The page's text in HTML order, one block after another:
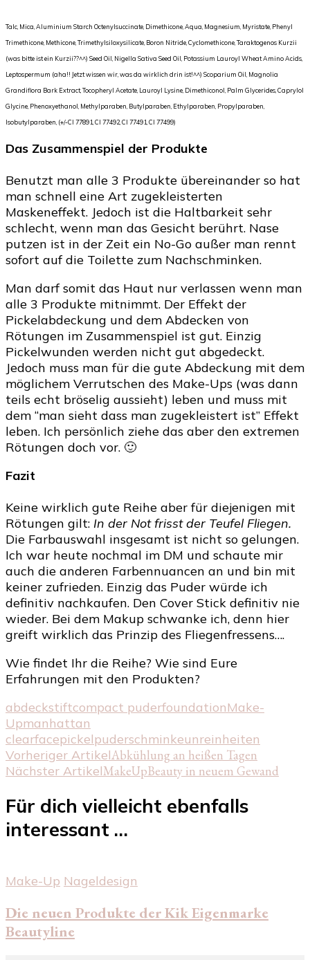
Talc, Mica, Aluminium Starch Octenylsuccinate, Dimethicone, Aqua, Magnesium, Myristate, Phenyl
Trimethicone, Methicone, Trimethylsiloxysilicate, Boron Nitride, Cyclomethicone, Taraktogenos Kurzii
(was bitte ist ein Kurzii??^^) Seed Oil, Nigella Sativa Seed Oil, Potassium Lauroyl Wheat Amino Acids,
Leptospermum (aha!! Jetzt wissen wir, was da wirklich drin ist!^^) Scoparium Oil, Magnolia
Grandiflora Bark Extract, Tocopheryl Acetate, Lauroyl Lysine, Dimethiconol, Palm Glycerides, Caprylol
Glycine, Phenoxyethanol, Methylparaben, Butylparaben, Ethylparaben, Propylparaben,
Isobutylparaben, (+/-Cl 77891, Cl 77492, Cl 77491, Cl 77499)
Das Zusammenspiel der Produkte
Benutzt man alle 3 Produkte übereinander so hat
man schnell eine Art zugekleisterten
Maskeneffekt. Jedoch ist die Haltbarkeit sehr
schlecht, wenn man das Gesicht berührt. Nase
putzen ist in der Zeit ein No-Go außer man rennt
sofort auf die Toilette zum Nachschminken.
Man darf somit das Haut nur verlassen wenn man
alle 3 Produkte mitnimmt. Der Effekt der
Pickelabdeckung und dem Abdecken von
Rötungen im Zusammenspiel ist gut. Einzig
Pickelwunden werden nicht gut abgedeckt.
Jedoch muss man für die gute Abdeckung mit dem
möglichem Verrutschen des Make-Ups (was dann
teils echt bröselig aussieht) leben und muss mit
dem “man sieht dass man zugekleistert ist” Effekt
leben. Ich persönlich ziehe das aber den extremen
Rötungen doch vor. 🙂
Fazit
Keine wirklich gute Reihe aber für diejenigen mit
Rötungen gilt: In der Not frisst der Teufel Fliegen.
Die Farbauswahl insgesamt ist nicht so gelungen.
Ich war heute nochmal im DM und schaute mir
auch die anderen Farbennuancen an und bin mit
keiner zufrieden. Einzig das Puder würde ich
definitiv nachkaufen. Den Cover Stick definitiv nie
wieder. Bei dem Makup schwanke ich, denn hier
greift wirklich das Prinzip des Fliegenfressens….
Wie findet Ihr die Reihe? Wie sind Eure
Erfahrungen mit den Produkten?
abdeckstiftcompact puderfoundationMake-
Upmanhattan
clearfacepickelpuderschminkeunreinheiten
Beitragsnavigation
Vorheriger ArtikelAbkühlung an heißen Tagen
Nächster ArtikelMakeUpBeauty in neuem Gewand
Für dich vielleicht ebenfalls
interessant …
Make-Up Nageldesign
Die neuen Produkte der Kik Eigenmarke
Beautyline